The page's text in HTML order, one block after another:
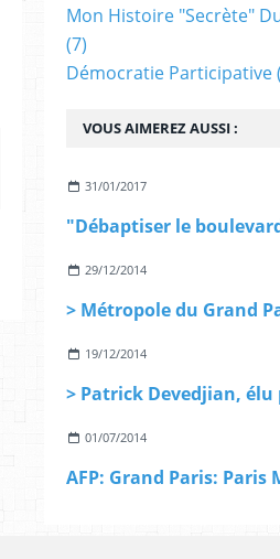
VOUS AIMEREZ AUSSI :
31/01/2017
29/12/2014
19/12/2014
01/07/2014
Mon Histoire "secrète"
(7)
Démocratie Participative